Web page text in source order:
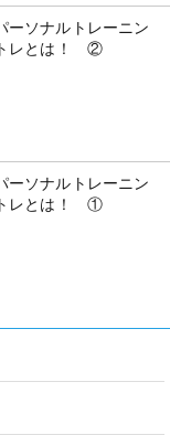
ソナルトレーニン
トレとは！ ②
ソナルトレーニン
トレとは！ ①